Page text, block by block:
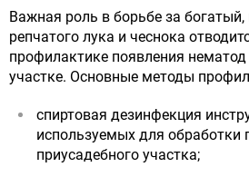
Важная роль в борьбе за
репчатого лука и чеснока
профилактике появления
участке. Основные методы
спиртовая дезинфекция
используемых для обработки
приусадебного участка;